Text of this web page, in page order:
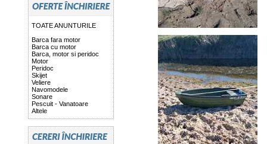
TOATE ANUNTURILE
Barca fara motor
Barca cu motor
Barca, motor si peridoc
Motor
Peridoc
Skijet
Veliere
Navomodele
Sonare
Pescuit - Vanatoare
Altele